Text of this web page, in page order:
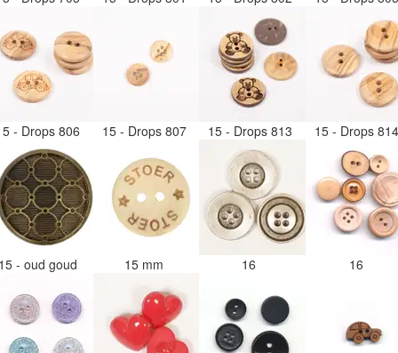
- Drops 806 15 - Drops 807 15 - Drops 813 15 - Drops
- oud goud 15 mm 16 16